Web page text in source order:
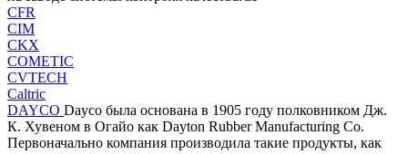
CFR
CIM
CKX
COMETIC
CVTECH
Caltric
DAYCO Dayco была основана в 1905 году полковником Дж.
К. Хувеном в Огайо как Dayton Rubber Manufacturing Co.
Первоначально компания производила такие продукты, как